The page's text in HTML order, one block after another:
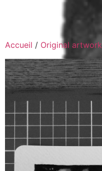
Accueil / Original artwork